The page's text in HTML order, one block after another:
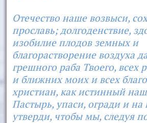
Отечество наше возвыси,
прославь; долгоденствие,
изобилие плодов земных и
благорастворение воздуха
грешного раба Твоего, всех
и ближних моих и всех
христиан, как истинный
Пастырь, упаси, огради и на
утверди, чтобы мы, следуя